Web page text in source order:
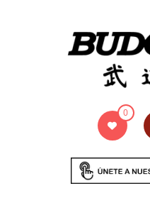
Indumentaria
marciales
0